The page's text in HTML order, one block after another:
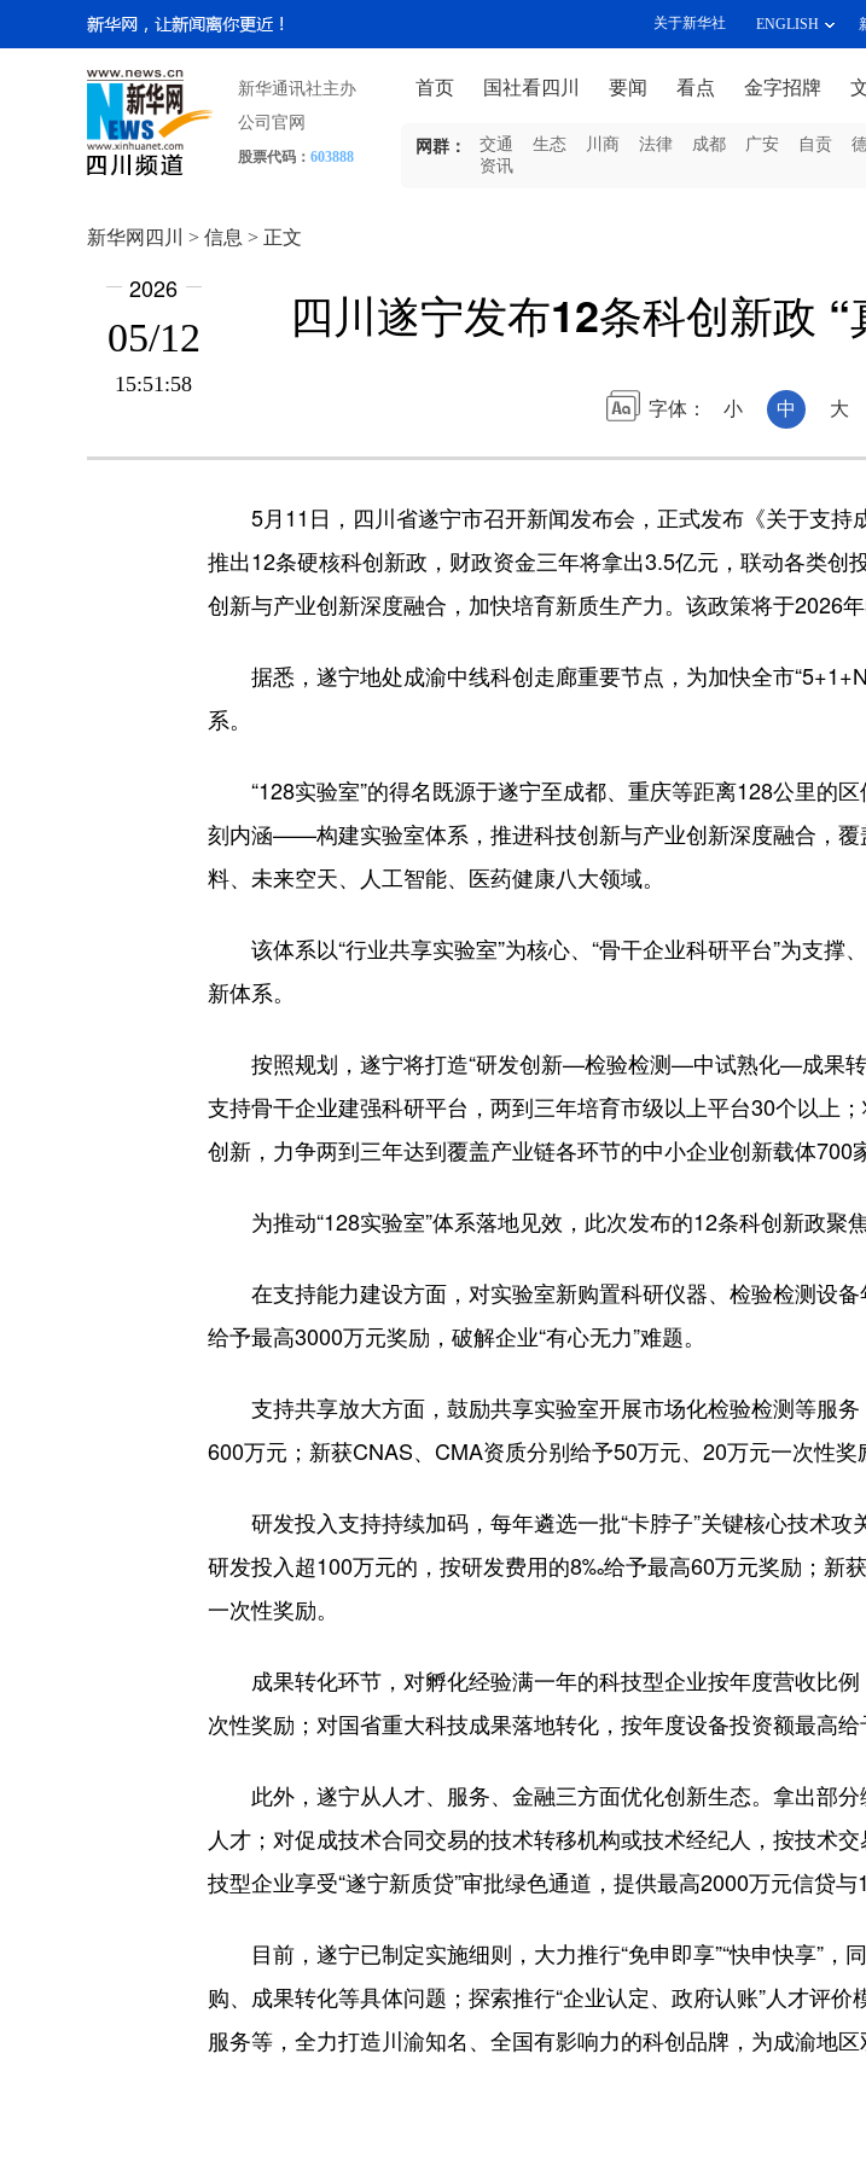
关于新华社 ENGLISH
新华通讯社主办
公司官网
股票代码： 603888
首页 国社看四川 要闻 看点 金字招牌
网群： 交通 生态 川商 法律 成都 广安 自贡
资讯
新华网四川 > 信息 > 正文
2026
05/12
15:51:58
四川遂宁发布12条科创新政
字体： 小 中 大
5月11日，四川省遂宁市召开新闻发布会，正式发布《关于支
推出12条硬核科创新政，财政资金三年将拿出3.5亿元，联动各类创
创新与产业创新深度融合，加快培育新质生产力。该政策将于2026年
据悉，遂宁地处成渝中线科创走廊重要节点，为加快全市
系。
“128实验室”的得名既源于遂宁至成都、重庆等距离128公里的
刻内涵——构建实验室体系，推进科技创新与产业创新深度融合，
料、未来空天、人工智能、医药健康八大领域。
该体系以“行业共享实验室”为核心、“骨干企业科研平台”为支
新体系。
按照规划，遂宁将打造“研发创新—检验检测—中试熟化—成果
支持骨干企业建强科研平台，两到三年培育市级以上平台30个以上
创新，力争两到三年达到覆盖产业链各环节的中小企业创新载体700
为推动“128实验室”体系落地见效，此次发布的12条科创新政聚
在支持能力建设方面，对实验室新购置科研仪器、检验检测设
给予最高3000万元奖励，破解企业“有心无力”难题。
支持共享放大方面，鼓励共享实验室开展市场化检验检测等服
600万元；新获CNAS、CMA资质分别给予50万元、20万元一次性奖
研发投入支持持续加码，每年遴选一批“卡脖子”关键核心技术
研发投入超100万元的，按研发费用的8‰给予最高60万元奖励；新
一次性奖励。
成果转化环节，对孵化经验满一年的科技型企业按年度营收比
次性奖励；对国省重大科技成果落地转化，按年度设备投资额最高给
此外，遂宁从人才、服务、金融三方面优化创新生态。拿出部
人才；对促成技术合同交易的技术转移机构或技术经纪人，按技术
技型企业享受“遂宁新质贷”审批绿色通道，提供最高2000万元信贷与
目前，遂宁已制定实施细则，大力推行“免申即享”“快申快享”
购、成果转化等具体问题；探索推行“企业认定、政府认账”人才评
服务等，全力打造川渝知名、全国有影响力的科创品牌，为成渝地